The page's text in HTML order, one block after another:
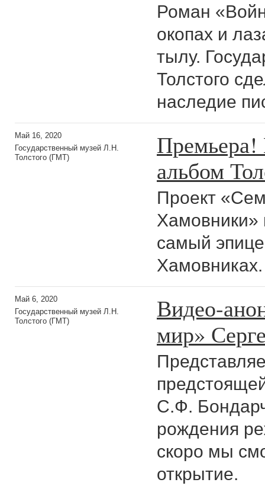
Роман
окопах и
тылу.
Толстого
наследие
Май 16, 2020
Государственный музей Л.Н.
Толстого (ГМТ)
альбом
Проект
Хамовники»
самый
Хамовниках.
Май 6, 2020
Государственный музей Л.Н.
Толстого (ГМТ)
Видео-
мир»
С.Ф.
рождения
скоро мы
открытие.